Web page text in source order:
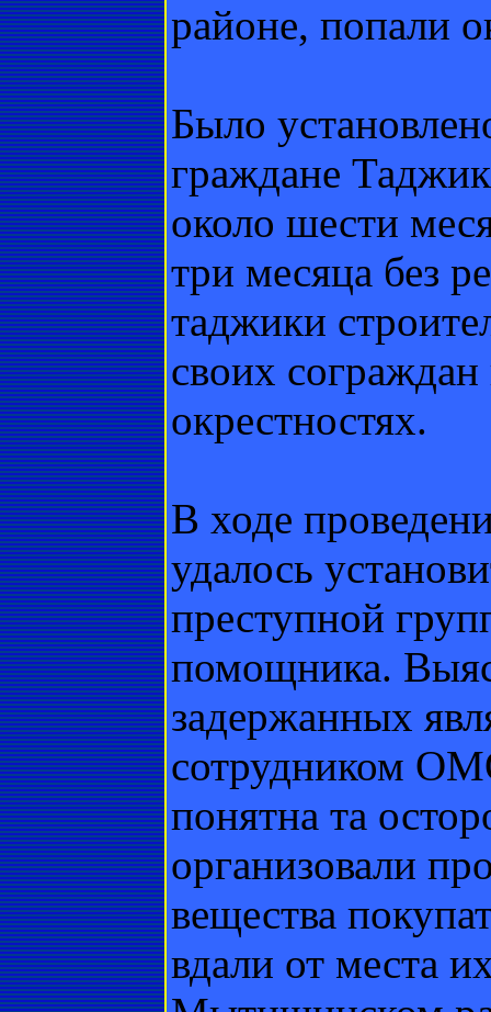
районе, попали
Было
граждане
около шести
три месяца без
таджики
своих
окрестностях.
В ходе
удалось
преступной
помощника.
задержанных
сотрудником
понятна та
организовали
вещества
вдали от места